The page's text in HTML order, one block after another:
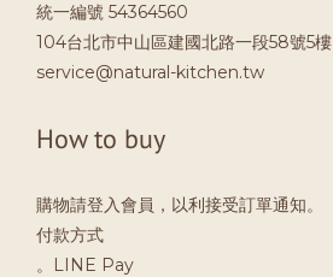
統一編號 54364560
104台北市中山區建國北路一段58號5樓
service@natural-kitchen.tw
How to buy
購物請登入會員，以利接受訂單通知。
付款方式
。LINE Pay